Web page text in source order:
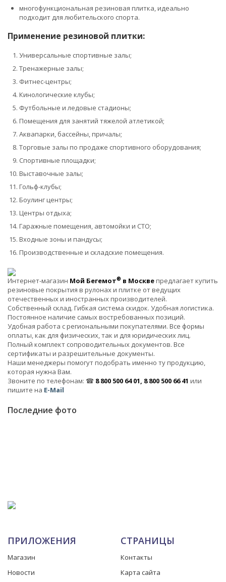
многофункциональная резиновая плитка, идеально
подходит для любительского спорта.
Применение резиновой плитки:
Универсальные спортивные залы;
Тренажерные залы;
Фитнес-центры;
Кинологические клубы;
Футбольные и ледовые стадионы;
Помещения для занятий тяжелой атлетикой;
Аквапарки, бассейны, причалы;
Торговые залы по продаже спортивного оборудования;
Спортивные площадки;
Выставочные залы;
Гольф-клубы;
Боулинг центры;
Центры отдыха;
Гаражные помещения, автомойки и СТО;
Входные зоны и пандусы;
Производственные и складские помещения.
Интернет-магазин Мой Бегемот® в Москвепредлагает купить
резиновые покрытия в рулонах и плитке от ведущих
отечественных и иностранных производителей.
Собственный склад. Гибкая система скидок. Удобная логистика.
Постоянное наличие самых востребованных позиций.
Удобная работа с региональными покупателями. Все формы
оплаты, как для физических, так и для юридических лиц.
Полный комплект сопроводительных документов. Все
сертификаты и разрешительные документы.
Наши менеджеры помогут подобрать именно ту продукцию,
которая нужна Вам.
Звоните по телефонам: ☎ 8 800 500 64 01, 8 800 500 66 41 или
пишите на E-Mail
Последние фото
ПРИЛОЖЕНИЯ
Магазин
Новости
СТРАНИЦЫ
Контакты
Карта сайта